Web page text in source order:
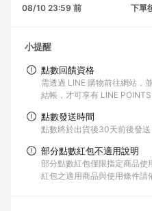
08/10 23:59 前
下單
小提醒
點數回饋資格
需透過 LINE 購物前往網站，
結帳，才可享有 LINE
點數發送時間
點數將於出貨後30天前後發送
部分點數紅包不適用說明
部分點數紅包僅限指定商品使
紅包之適用商品與使用條件請